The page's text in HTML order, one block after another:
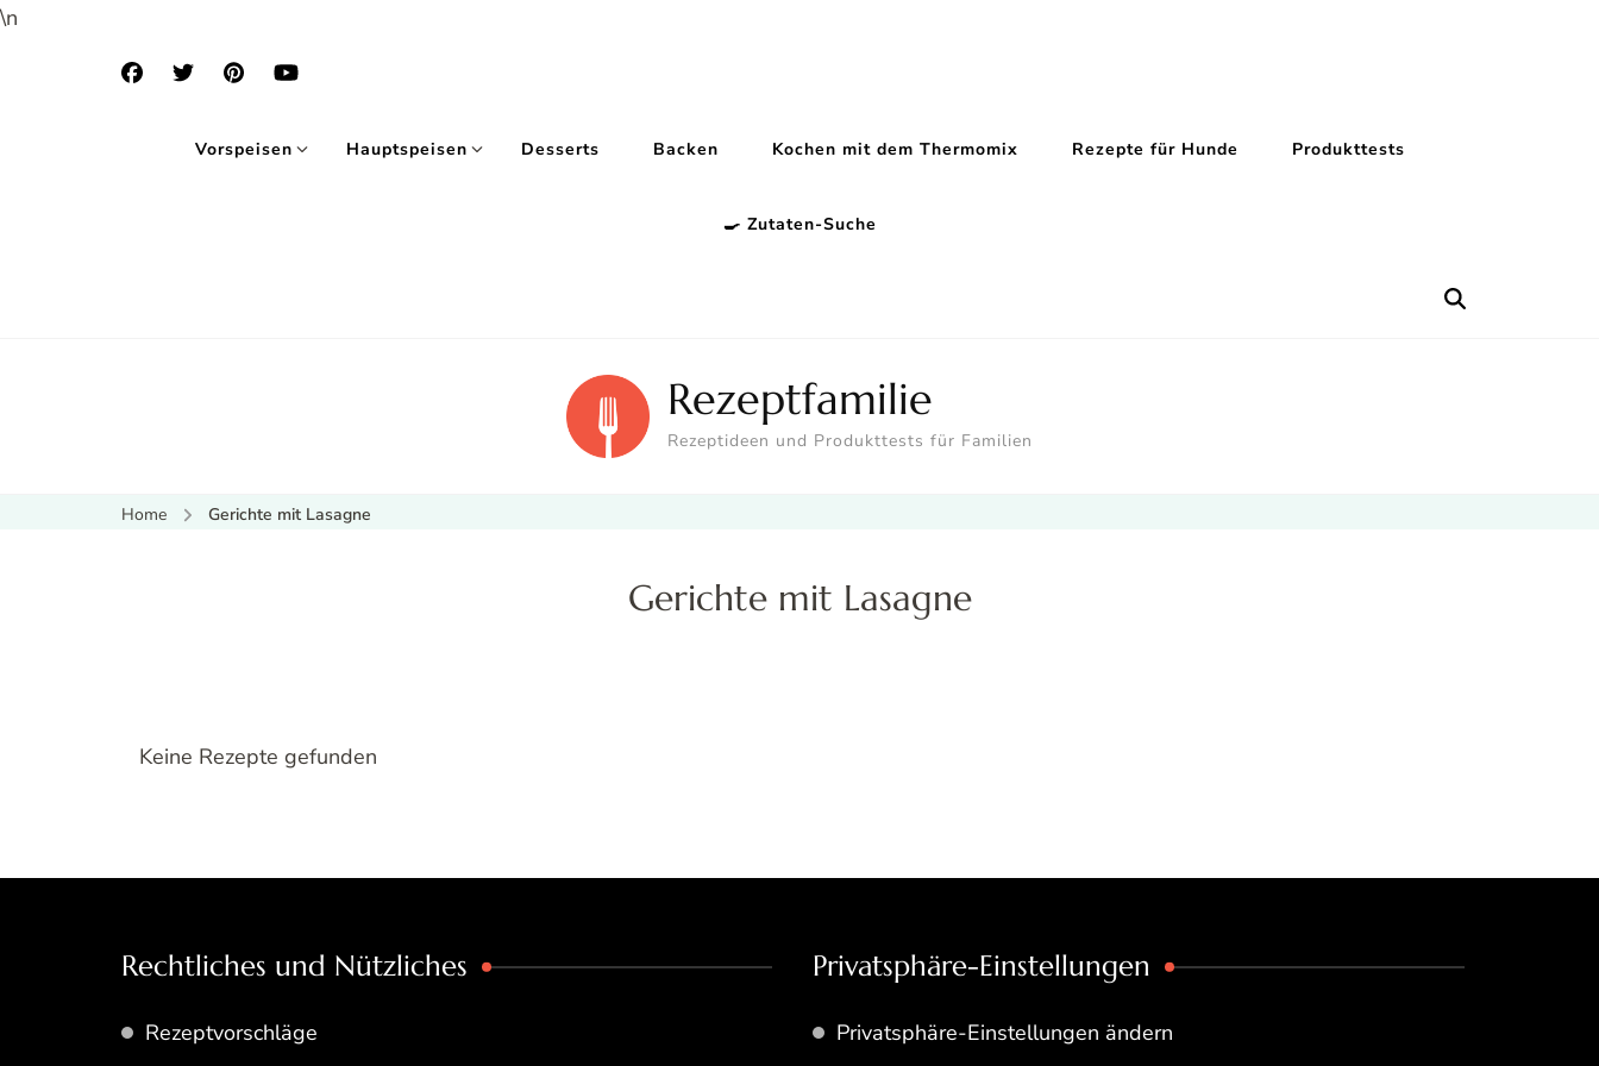
\n
Vorspeisen Hauptspeisen Desserts Backen Kochen mit dem Thermomix Rezepte für Hunde Produkttests
🍳 Zutaten-Suche
Rezeptfamilie
Rezeptideen und Produkttests für Familien
Home Gerichte mit Lasagne
Gerichte mit Lasagne
Keine Rezepte gefunden
Rechtliches und Nützliches
Rezeptvorschläge
Privatsphäre-Einstellungen
Privatsphäre-Einstellungen ändern